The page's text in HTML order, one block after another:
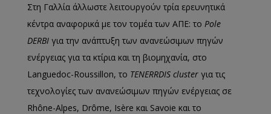
Στη Γαλλία άλλωστε λειτουργούν τρία ερευνητικά
κέντρα αναφορικά με τον τομέα των ΑΠΕ: το Pole
DERBI για την ανάπτυξη των ανανεώσιμων πηγών
ενέργειας για τα κτίρια και τη βιομηχανία, στο
Languedoc-Roussillon, το TENERRDIS cluster για τις
τεχνολογίες των ανανεώσιμων πηγών ενέργειας σε
Rhône-Alpes, Drôme, Isère και Savoie και το